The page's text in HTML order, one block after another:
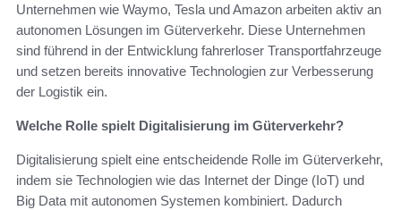
Unternehmen wie Waymo, Tesla und Amazon arbeiten aktiv an
autonomen Lösungen im Güterverkehr. Diese Unternehmen
sind führend in der Entwicklung fahrerloser Transportfahrzeuge
und setzen bereits innovative Technologien zur Verbesserung
der Logistik ein.
Welche Rolle spielt Digitalisierung im Güterverkehr?
Digitalisierung spielt eine entscheidende Rolle im Güterverkehr,
indem sie Technologien wie das Internet der Dinge (IoT) und
Big Data mit autonomen Systemen kombiniert. Dadurch